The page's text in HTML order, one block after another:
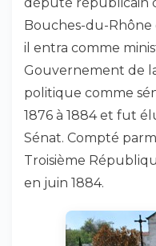
Bouches-du-Rhône
il entra comme
Gouvernement de
politique comme
1876 à 1884 et fut
Sénat. Compté
Troisième
en juin 1884.